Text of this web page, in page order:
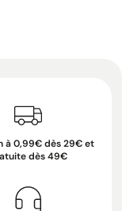
à 0,99€ dès 29€ et
dès 49€